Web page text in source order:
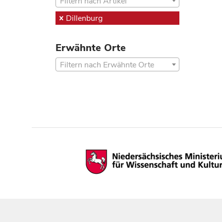
Dillenburg
Erwähnte Orte
Filtern nach Erwähnte Orte